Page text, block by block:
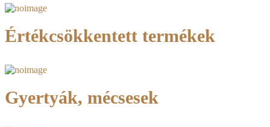
Értékcsökkentett termékek
Gyertyák, mécsesek